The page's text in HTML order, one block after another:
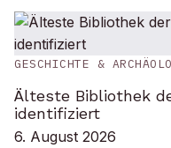
GESCHICHTE &
Älteste Bibliothek
identifiziert
6. August 2026